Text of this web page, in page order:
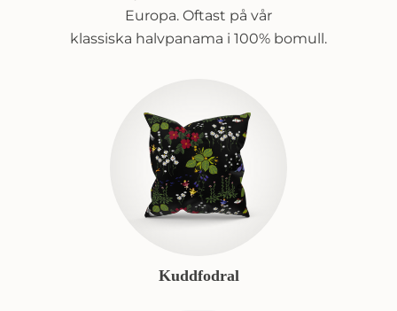
Europa. Oftast på vår
klassiska halvpanama i 100% bomull.
Kuddfodral